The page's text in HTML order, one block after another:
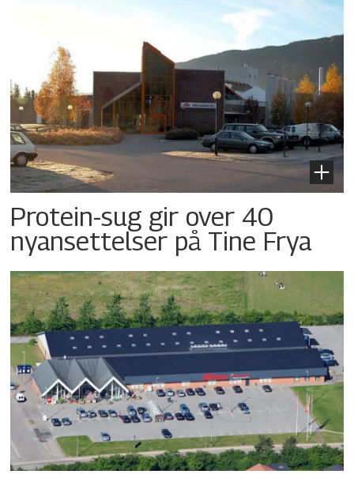
Protein-sug gir over 40
nyansettelser på Tine Frya